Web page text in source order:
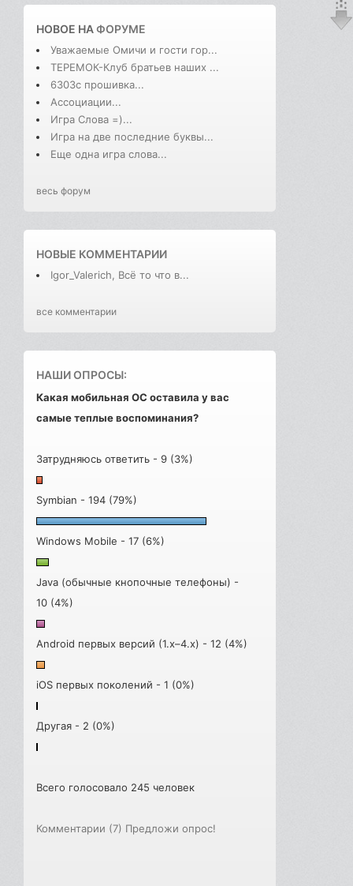
НОВОЕ НАФОРУМЕ
Уважаемые Омичи и гости гор...
ТЕРЕМОК-Клуб братьев наших ...
6303с прошивка...
Ассоциации...
Игра Слова =)...
Игра на две последние буквы...
Еще одна игра слова...
весь форум
НОВЫЕ КОММЕНТАРИИ
Igor_Valerich, Всё то что в...
все комментарии
НАШИ ОПРОСЫ:
Какая мобильная ОС оставила у вас
самые теплые воспоминания?
Затрудняюсь ответить - 9 (3%)
Symbian - 194 (79%)
Windows Mobile - 17 (6%)
Java (обычные кнопочные телефоны) -
10 (4%)
Android первых версий (1.x–4.x) - 12 (4%)
iOS первых поколений - 1 (0%)
Другая - 2 (0%)
Всего голосовало 245 человек
Комментарии (7) Предложи опрос!